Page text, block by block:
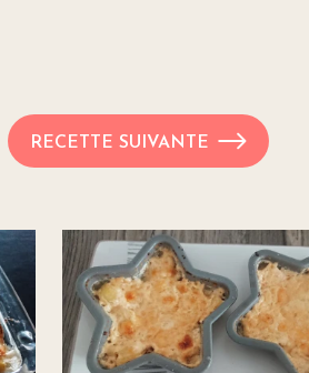
RECETTE SUIVANTE